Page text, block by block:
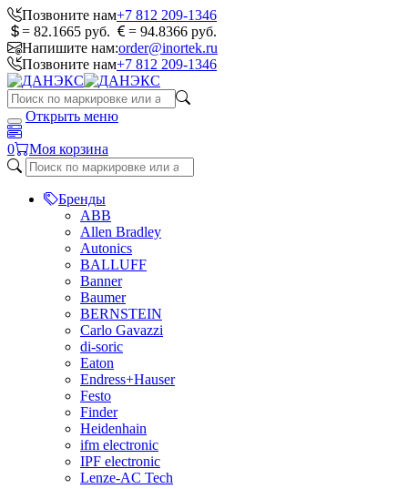
Позвоните нам+7 812 209-1346
= 82.1665 руб.
= 94.8366 руб.
Напишите нам:order@inortek.ru
Позвоните нам+7 812 209-1346
Открыть меню
0 Моя корзина
Бренды
ABB
Allen Bradley
Autonics
BALLUFF
Banner
Baumer
BERNSTEIN
Carlo Gavazzi
di-soric
Eaton
Endress+Hauser
Festo
Finder
Heidenhain
ifm electronic
IPF electronic
Lenze-AC Tech